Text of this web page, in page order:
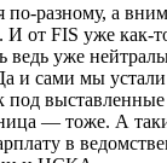
разному, а
И от FIS уже как-
ведь уже
и сами мы устали
под
— тоже. А
в